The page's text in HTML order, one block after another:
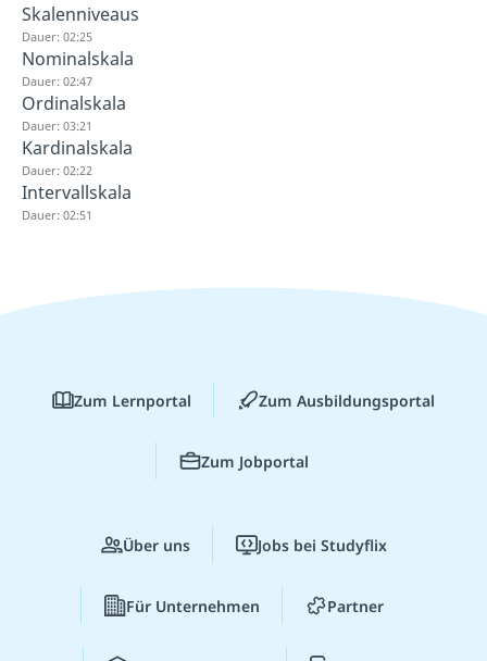
Skalenniveaus
Dauer: 02:25
Nominalskala
Dauer: 02:47
Ordinalskala
Dauer: 03:21
Kardinalskala
Dauer: 02:22
Intervallskala
Dauer: 02:51
Zum Lernportal Zum Ausbildungsportal
Zum Jobportal
Über uns Jobs bei Studyflix
Für Unternehmen Partner